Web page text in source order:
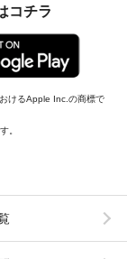
コチラ
けるApple Inc.の商標で
。